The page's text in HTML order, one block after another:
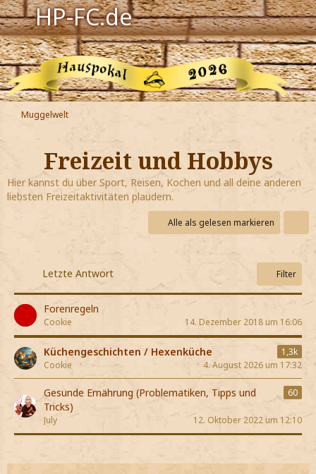
HP-FC.de
Navigation
Harry Potter
Der HP-FC
Hogwarts
Zauberwelt
Willkommen
Jetzt Fanclub-Mitglied werden!
Muggelwelt
Freizeit und Hobbys
Hier kannst du über Sport, Reisen, Kochen und all deine anderen
liebsten Freizeitaktivitäten plaudern.
Alle als gelesen markieren
Letzte Antwort Filter
Forenregeln
Cookie 14. Dezember 2018 um 16:06
Küchengeschichten / Hexenküche
1,3k
Cookie
4. August 2026 um 17:32
Gesunde Ernährung (Problematiken, Tipps und
Tricks)
60
July 12. Oktober 2022 um 12:10